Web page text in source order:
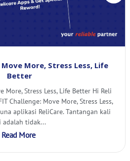
Move More, Stress Less, Life
Better
More, Stress Less, Life Better Hi Reli
Challenge: Move More, Stress Less,
aplikasi ReliCare. Tantangan kali
adalah tidak...
Read More